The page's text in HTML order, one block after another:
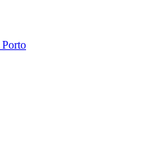
Porto